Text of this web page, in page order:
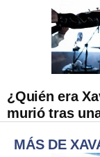
¿Quién era
murió tras
MÁS DE